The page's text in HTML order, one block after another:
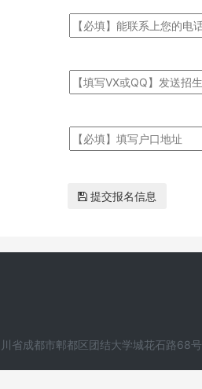
提交报名信息
省成都市郫都区团结大学城花石路68号